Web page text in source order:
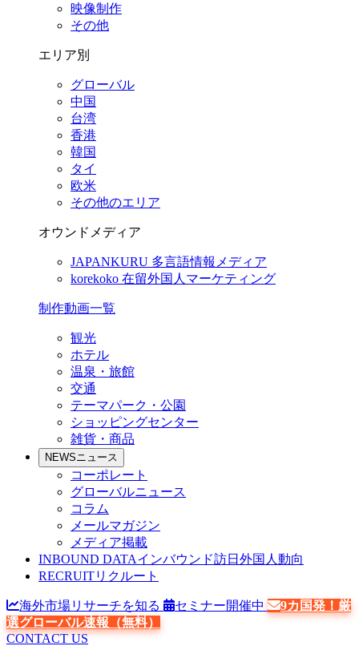
映像制作
その他
エリア別
グローバル
中国
台湾
香港
韓国
タイ
欧米
その他のエリア
オウンドメディア
JAPANKURU 多言語情報メディア
korekoko 在留外国人マーケティング
制作動画一覧
観光
ホテル
温泉・旅館
交通
テーマパーク・公園
ショッピングセンター
雑貨・商品
NEWSニュース
コーポレート
グローバルニュース
コラム
メールマガジン
メディア掲載
INBOUND DATAインバウンド訪日外国人動向
RECRUITリクルート
海外市場リサーチを知る セミナー開催中
9カ国発！厳
選グローバル速報（無料）
CONTACT US